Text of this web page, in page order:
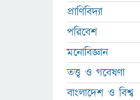
প্রাণিবিদ্যা
পরিবেশ
মনোবিজ্ঞান
তত্ত্ব ও গবেষণা
বাংলাদেশ ও বিশ্ব